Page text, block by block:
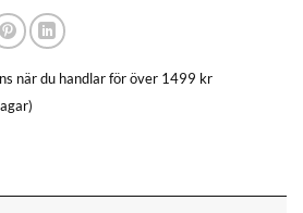
när du handlar för över 1499 kr